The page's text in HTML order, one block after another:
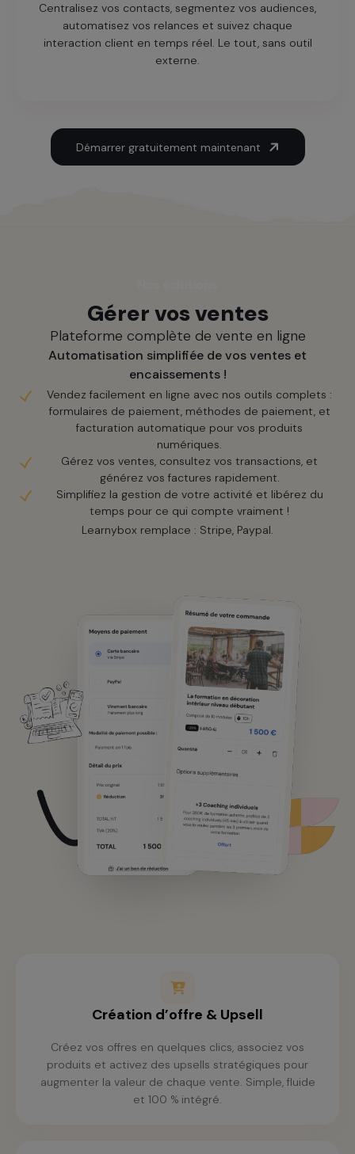
Centralisez vos contacts, segmentez vos audiences,
automatisez vos relances et suivez chaque
interaction client en temps réel. Le tout, sans outil
externe.
Démarrer gratuitement maintenant
Gérer vos ventes
Plateforme complète de vente en ligne
Automatisation simplifiée de vos ventes et
encaissements !
Vendez facilement en ligne avec nos outils complets :
formulaires de paiement, méthodes de paiement, et
facturation automatique pour vos produits
numériques.
Gérez vos ventes, consultez vos transactions, et
générez vos factures rapidement.
Simplifiez la gestion de votre activité et libérez du
temps pour ce qui compte vraiment !
Learnybox remplace : Stripe, Paypal.
Création d’offre & Upsell
Créez vos offres en quelques clics, associez vos
produits et activez des upsells stratégiques pour
augmenter la valeur de chaque vente. Simple, fluide
et 100 % intégré.